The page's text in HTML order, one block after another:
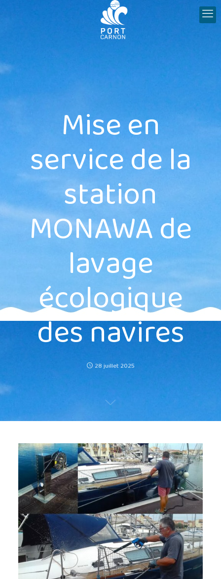
Mise en
service de la
station
MONAWA de
lavage
écologique
des navires
28 juillet 2025